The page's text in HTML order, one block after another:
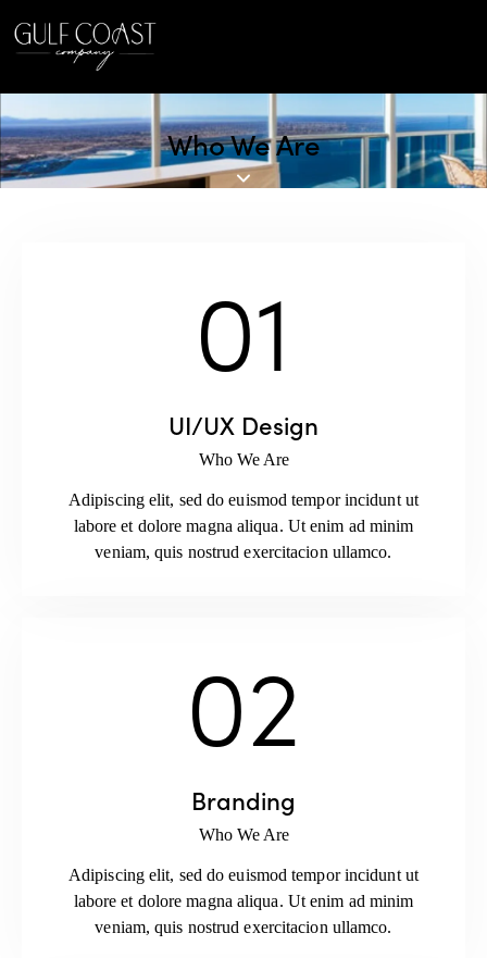
Who We Are
01
UI/UX Design
Who We Are
Adipiscing elit, sed do euismod tempor incidunt ut
labore et dolore magna aliqua. Ut enim ad minim
veniam, quis nostrud exercitacion ullamco.
02
Branding
Who We Are
Adipiscing elit, sed do euismod tempor incidunt ut
labore et dolore magna aliqua. Ut enim ad minim
veniam, quis nostrud exercitacion ullamco.